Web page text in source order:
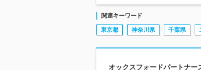
関連キーワード
東京都 神奈川県 千葉県
オックスフォードパートナ